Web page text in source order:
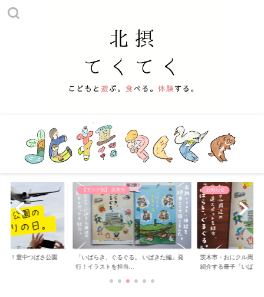
る！豊中つばさ公園
【エリア別】 茨木市
「いばらき、ぐるぐる。 いばきた編」発
行！イラストを担当...
お知らせ
茨木市・おにクル周辺
紹介する冊子「いば...